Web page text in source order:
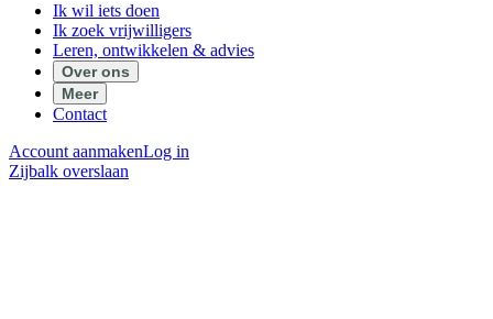
Ik wil iets doen
Ik zoek vrijwilligers
Leren, ontwikkelen & advies
Over ons
Meer
Contact
Account aanmakenLog in
Zijbalk overslaan